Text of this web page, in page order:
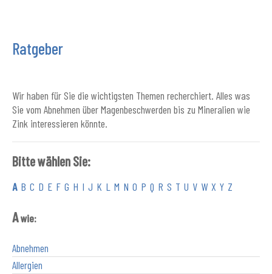
Ratgeber
Wir haben für Sie die wichtigsten Themen recherchiert. Alles was
Sie vom Abnehmen über Magenbeschwerden bis zu Mineralien wie
Zink interessieren könnte.
Bitte wählen Sie:
A B C D E F G H I J K L M N O P Q R S T U V W X Y Z
Awie:
Abnehmen
Allergien